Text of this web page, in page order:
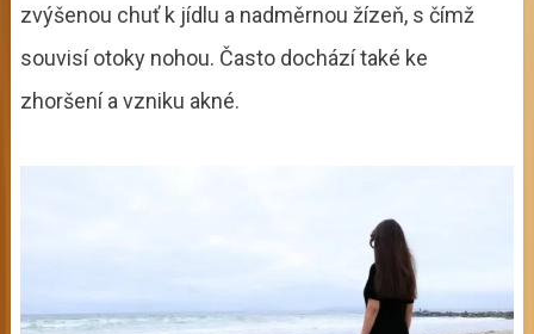
zvýšenou chuť k jídlu a nadměrnou žízeň, s čímž
souvisí otoky nohou. Často dochází také ke
zhoršení a vzniku akné.